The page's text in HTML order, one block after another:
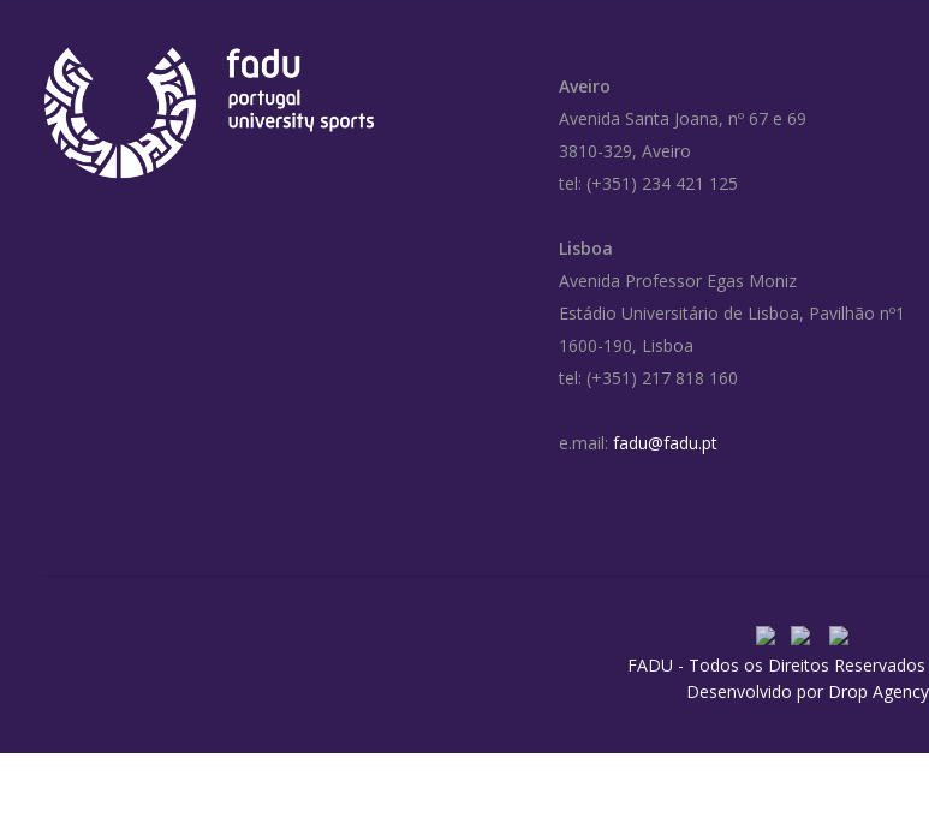
Aveiro
Avenida Santa Joana, nº 67 e 69
3810-329, Aveiro
tel: (+351) 234 421 125
Lisboa
Avenida Professor Egas Moniz
Estádio Universitário de Lisboa, Pavilhão nº1
1600-190, Lisboa
tel: (+351) 217 818 160
e.mail: fadu@fadu.pt
FADU - Todos os Direitos
Desenvolvido por Drop Agency